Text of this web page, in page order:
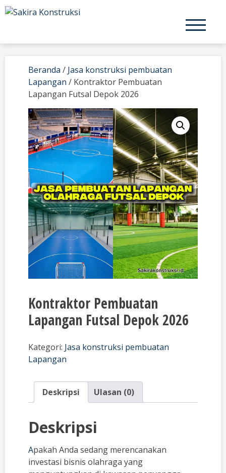
Skip
Beranda / Jasa konstruksi pembuatan
Lapangan / Kontraktor Pembuatan
Lapangan Futsal Depok 2026
Kontraktor Pembuatan
Lapangan Futsal Depok 2026
Kategori: Jasa konstruksi pembuatan
Lapangan
Deskripsi Ulasan (0)
Deskripsi
Apakah Anda sedang merencanakan
investasi bisnis olahraga yang